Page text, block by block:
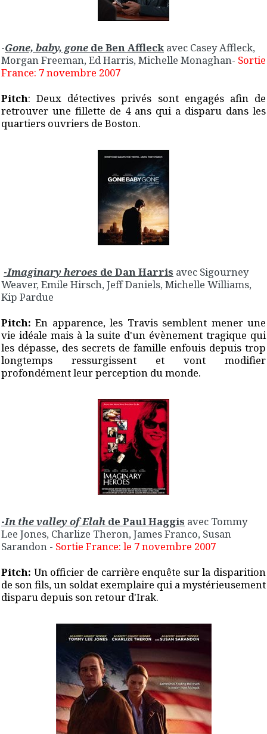
-Gone, baby, gone de Ben Affleck avec Casey Affleck,
Morgan Freeman, Ed Harris, Michelle Monaghan- Sortie
France: 7 novembre 2007
Pitch:Deux détectives privés sont engagés afin de
retrouver une fillette de 4 ans qui a disparu dans les
quartiers ouvriers de Boston.
-Imaginary heroes de Dan Harris avec Sigourney
Weaver, Emile Hirsch, Jeff Daniels, Michelle Williams,
Kip Pardue
Pitch: En apparence, les Travis semblent mener une
vie idéale mais à la suite d'un évènement tragique qui
les dépasse, des secrets de famille enfouis depuis trop
longtemps ressurgissent et vont modifier
profondément leur perception du monde.
-In the valley of Elah de Paul Haggis avec Tommy
Lee Jones, Charlize Theron, James Franco, Susan
Sarandon - Sortie France: le 7 novembre 2007
Pitch: Un officier de carrière enquête sur la disparition
de son fils, un soldat exemplaire qui a mystérieusement
disparu depuis son retour d'Irak.